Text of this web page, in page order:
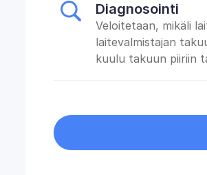
Diagnosointi
Veloitetaan, mikäli
laitevalmistajan
kuulu takuun piiriin